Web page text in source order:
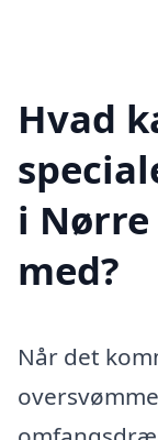
Hvad
i
med?
Når det